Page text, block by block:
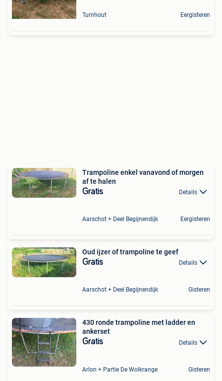
Turnhout Eergisteren
Trampoline enkel vanavond of morgen
af te halen
Gratis Details
Aarschot + Deel Begijnendijk Eergisteren
Oud ijzer of trampoline te geef
Gratis Details
Aarschot + Deel Begijnendijk Gisteren
430 ronde trampoline met ladder en
ankerset
Gratis Details
Arlon + Partie De Wolkrange Gisteren